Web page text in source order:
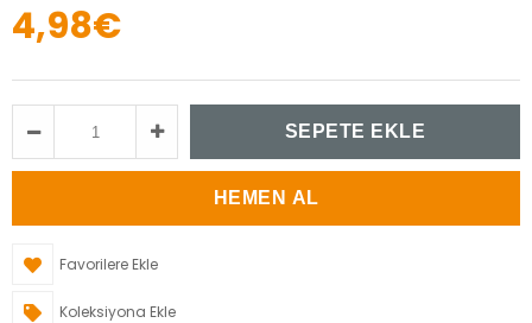
4,98€
Favorilere Ekle
Koleksiyona Ekle